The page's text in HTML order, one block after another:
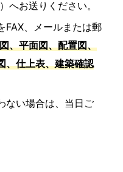
へお送りください。
FAX、メールまたは郵
、平面図、配置図、
、仕上表、建築確認
ない場合は、当日ご